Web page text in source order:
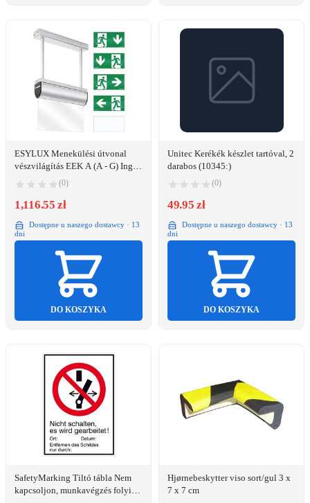
ESYLUX Menekülési útvonal
vészvilágítás EEK A (A - G) Inga
szerelés magas, bal, jobb, lefelé
(EN10031595)
(0)
1,116.55 zł
Dostępne u naszego dostawcy · 13
dni
DO KOSZYKA
Unitec Kerékék készlet tartóval, 2
darabos (10345:)
(0)
49.95 zł
Dostępne u naszego dostawcy · 13
dni
DO KOSZYKA
SafetyMarking Tiltó tábla Nem
kapcsoljon, munkavégzés folyik
Hjørnebeskytter viso sort/gul 3 x
7 x 7 cm